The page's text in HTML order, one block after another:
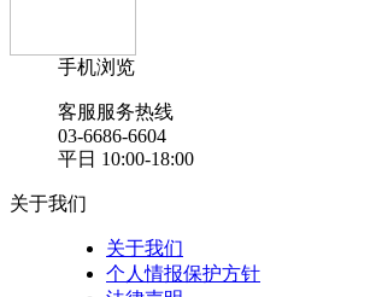
手机浏览
客服服务热线
03-6686-6604
平日 10:00-18:00
关于我们
关于我们
个人情报保护方针